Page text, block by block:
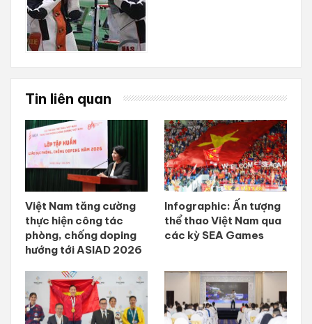
Tin liên quan
Việt Nam tăng cường
thực hiện công tác
phòng, chống doping
hướng tới ASIAD 2026
Infographic: Ấn tượng
thể thao Việt Nam qua
các kỳ SEA Games